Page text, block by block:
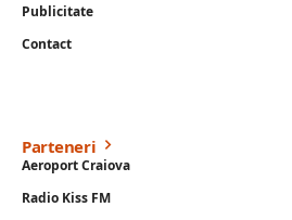
Publicitate
Contact
Parteneri
Aeroport Craiova
Radio Kiss FM